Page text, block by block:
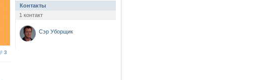
3
Контакты
1 контакт
Сэр Уборщик